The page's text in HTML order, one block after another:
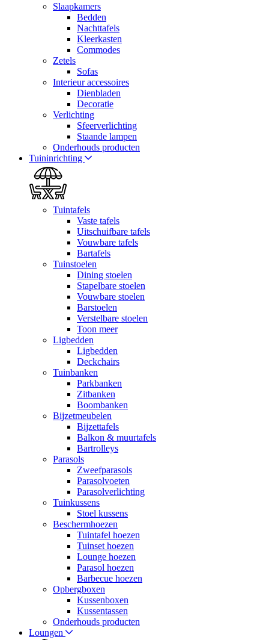
Slaapkamers
Bedden
Nachttafels
Kleerkasten
Commodes
Zetels
Sofas
Interieur accessoires
Dienbladen
Decoratie
Verlichting
Sfeerverlichting
Staande lampen
Onderhouds producten
Tuininrichting
Tuintafels
Vaste tafels
Uitschuifbare tafels
Vouwbare tafels
Bartafels
Tuinstoelen
Dining stoelen
Stapelbare stoelen
Vouwbare stoelen
Barstoelen
Verstelbare stoelen
Toon meer
Ligbedden
Ligbedden
Deckchairs
Tuinbanken
Parkbanken
Zitbanken
Boombanken
Bijzetmeubelen
Bijzettafels
Balkon & muurtafels
Bartrolleys
Parasols
Zweefparasols
Parasolvoeten
Parasolverlichting
Tuinkussens
Stoel kussens
Beschermhoezen
Tuintafel hoezen
Tuinset hoezen
Lounge hoezen
Parasol hoezen
Barbecue hoezen
Opbergboxen
Kussenboxen
Kussentassen
Onderhouds producten
Loungen